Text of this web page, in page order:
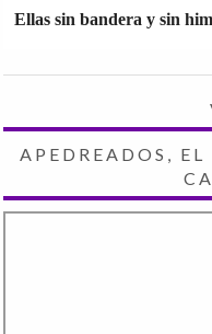
Ellas sin bandera y sin
APEDREADOS,